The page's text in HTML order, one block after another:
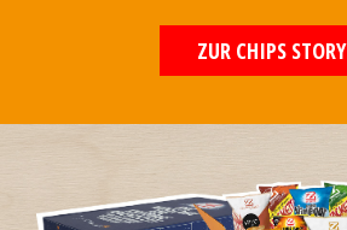
ZUR CHIPS STORY